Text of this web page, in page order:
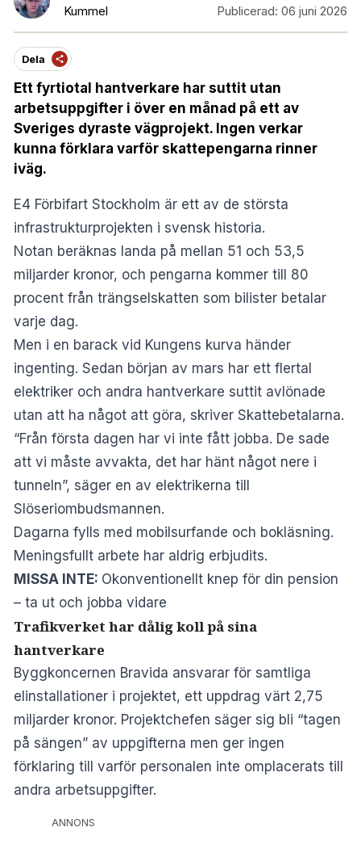
Kummel
Publicerad: 06 juni 2026
Dela
Ett fyrtiotal hantverkare har suttit utan
arbetsuppgifter i över en månad på ett av
Sveriges dyraste vägprojekt. Ingen verkar
kunna förklara varför skattepengarna rinner
iväg.
E4 Förbifart Stockholm är ett av de största
infrastrukturprojekten i svensk historia.
Notan beräknas landa på mellan 51 och 53,5
miljarder kronor, och pengarna kommer till 80
procent från trängselskatten som bilister betalar
varje dag.
Men i en barack vid Kungens kurva händer
ingenting. Sedan början av mars har ett flertal
elektriker och andra hantverkare suttit avlönade
utan att ha något att göra, skriver Skattebetalarna.
“Från första dagen har vi inte fått jobba. De sade
att vi måste avvakta, det har hänt något nere i
tunneln”, säger en av elektrikerna till
Slöseriombudsmannen.
Dagarna fylls med mobilsurfande och bokläsning.
Meningsfullt arbete har aldrig erbjudits.
MISSA INTE: Okonventionellt knep för din pension
– ta ut och jobba vidare
Trafikverket har dålig koll på sina
hantverkare
Byggkoncernen Bravida ansvarar för samtliga
elinstallationer i projektet, ett uppdrag värt 2,75
miljarder kronor. Projektchefen säger sig bli “tagen
på sängen” av uppgifterna men ger ingen
förklaring till varför personalen inte omplacerats till
andra arbetsuppgifter.
ANNONS